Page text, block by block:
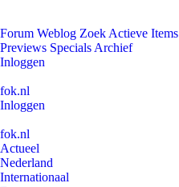
Forum Weblog Zoek Actieve Items
Previews Specials Archief
Inloggen
fok.nl
Inloggen
fok.nl
Actueel
Nederland
Internationaal